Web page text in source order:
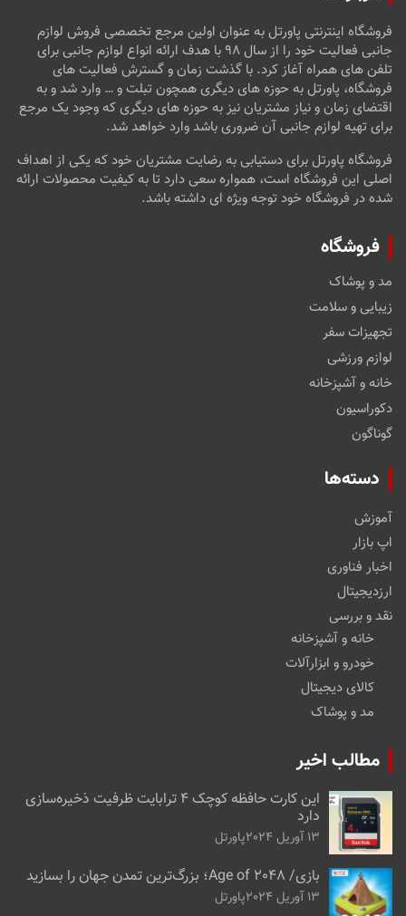
فروشگاه اینترنتی پاورتل به عنوان اولین مرجع تخصصی فروش لوازم
جانبی فعالیت خود را از سال ۹۸ با هدف ارائه انواع لوازم جانبی برای
تلفن های همراه آغاز کرد. با گذشت زمان و گسترش فعالیت های
فروشگاه، پاورتل به حوزه های دیگری همچون تبلت و … وارد شد و به
اقتضای زمان و نیاز مشتریان نیز به حوزه های دیگری که وجود یک مرجع
برای تهیه لوازم جانبی آن ضروری باشد وارد خواهد شد.
فروشگاه پاورتل برای دستیابی به رضایت مشتریان خود که یکی از اهداف
اصلی این فروشگاه است، همواره سعی دارد تا به کیفیت محصولات ارائه
شده در فروشگاه خود توجه ویژه ای داشته باشد.
فروشگاه
مد و پوشاک
زیبایی و سلامت
تجهیزات سفر
لوازم ورزشی
خانه و آشپزخانه
دکوراسیون
گوناگون
دسته‌ها
آموزش
اپ بازار
اخبار فناوری
ارزدیجیتال
نقد و بررسی
خانه و آشپزخانه
خودرو و ابزارآلات
کالای دیجیتال
مد و پوشاک
مطالب اخیر
این کارت حافظه کوچک ۴ ترابایت ظرفیت ذخیره‌سازی
دارد
13 آوریل 2024 پاورتل
بازی/ Age of 2048؛ بزرگ‌ترین تمدن جهان را بسازید
13 آوریل 2024 پاورتل